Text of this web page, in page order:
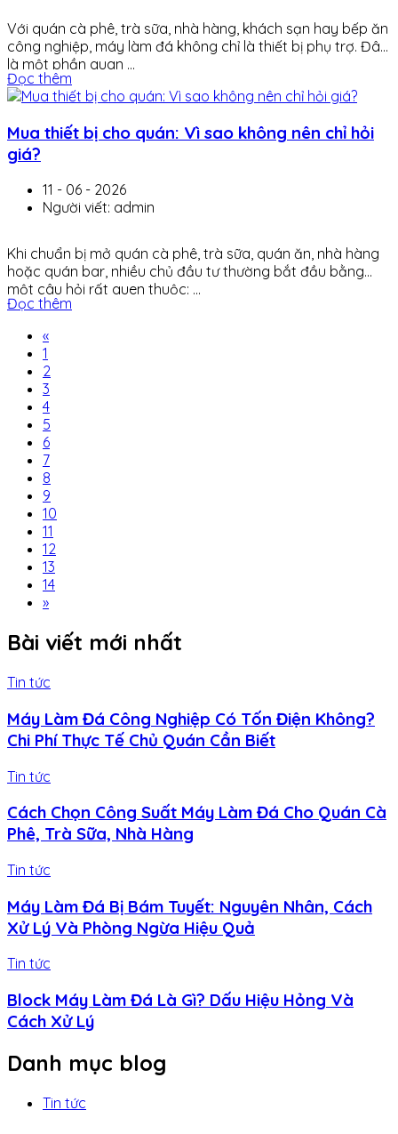
Với quán cà phê, trà sữa, nhà hàng, khách sạn hay bếp ăn
công nghiệp, máy làm đá không chỉ là thiết bị phụ trợ. Đây
là một phần quan ...
Đọc thêm
Mua thiết bị cho quán: Vì sao không nên chỉ hỏi
giá?
11 - 06 - 2026
Người viết: admin
Khi chuẩn bị mở quán cà phê, trà sữa, quán ăn, nhà hàng
hoặc quán bar, nhiều chủ đầu tư thường bắt đầu bằng
một câu hỏi rất quen thuộc: ...
Đọc thêm
«
1
2
3
4
5
6
7
8
9
10
11
12
13
14
»
Bài viết mới nhất
Tin tức
Máy Làm Đá Công Nghiệp Có Tốn Điện Không?
Chi Phí Thực Tế Chủ Quán Cần Biết
Tin tức
Cách Chọn Công Suất Máy Làm Đá Cho Quán Cà
Phê, Trà Sữa, Nhà Hàng
Tin tức
Máy Làm Đá Bị Bám Tuyết: Nguyên Nhân, Cách
Xử Lý Và Phòng Ngừa Hiệu Quả
Tin tức
Block Máy Làm Đá Là Gì? Dấu Hiệu Hỏng Và
Cách Xử Lý
Danh mục blog
Tin tức